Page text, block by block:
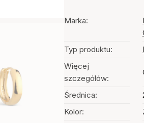
Marka:
Typ produktu:
Więcej
szczegółów:
Średnica:
Kolor: